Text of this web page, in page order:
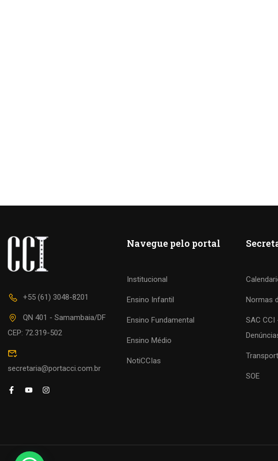
+55 (61) 3048-8201
QN 401 - Samambaia/DF
CEP: 72.319-502
secretaria@portacci.com.br
Navegue pelo portal
Institucional
Ensino Infantil
Ensino Fundamental
Ensino Médio
NotiCCIas
Normas
SAC CCI
SOE